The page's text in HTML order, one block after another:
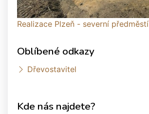
Realizace Plzeň - severní předměstí
Oblíbené odkazy
Dřevostavitel
Kde nás najdete?